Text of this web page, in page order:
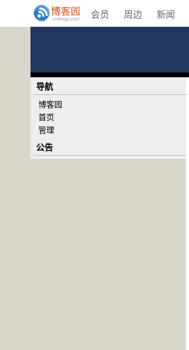
会员 周边 新闻
导航
博客园
首页
管理
公告